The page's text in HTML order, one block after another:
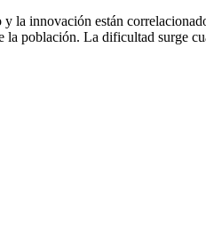
la innovación están
población. La dificultad surge